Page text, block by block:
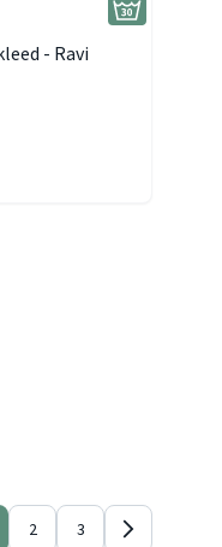
- Ravi
2 3